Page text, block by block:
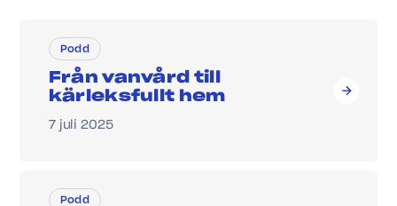
Podd
Från vanvård till
kärleksfullt hem
7 juli 2025
Podd